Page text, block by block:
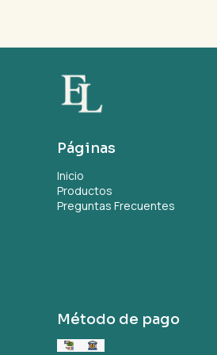
Páginas
Inicio
Productos
Preguntas Frecuentes
Método de pago